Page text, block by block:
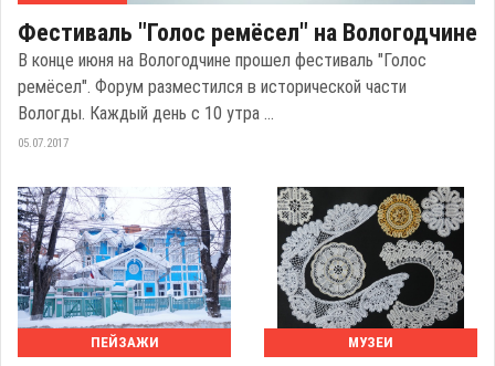
Фестиваль "Голос ремёсел" на Вологодчине
В конце июня на Вологодчине прошел фестиваль "Голос
ремёсел". Форум разместился в исторической части
Вологды. Каждый день с 10 утра ...
05.07.2017
ПЕЙЗАЖИ МУЗЕИ